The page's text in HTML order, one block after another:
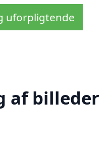
uforpligtende
af billeder